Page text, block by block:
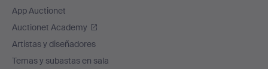
App Auctionet
Auctionet Academy
Artistas y diseñadores
Temas y subastas en sala